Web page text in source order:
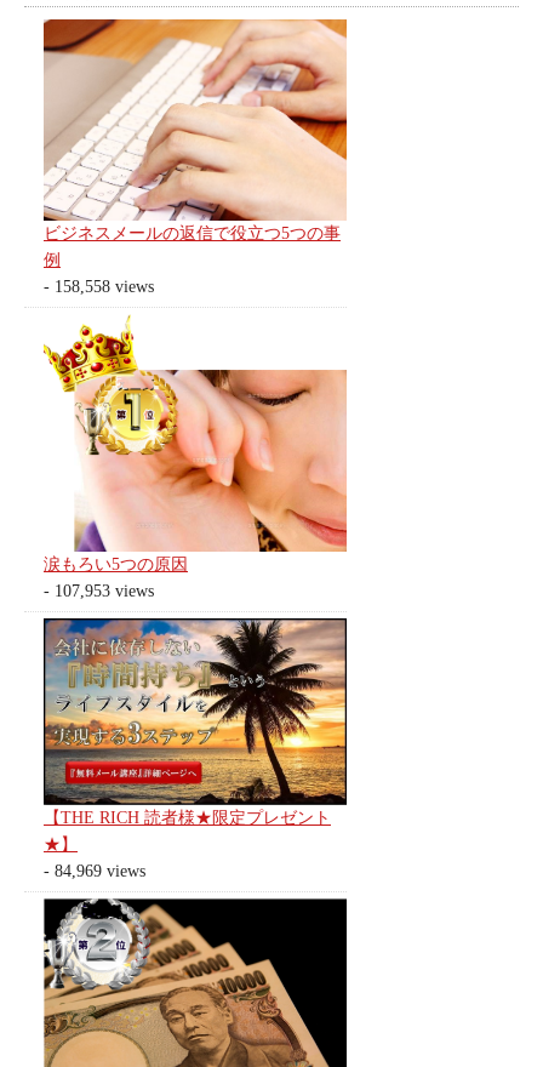
ビジネスメールの返信で役立つ5つの事
例
- 158,558 views
涙もろい5つの原因
- 107,953 views
【THE RICH 読者様★限定プレゼント
★】
- 84,969 views